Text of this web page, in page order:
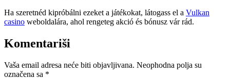
Ha szeretnéd kipróbálni ezeket a játékokat, látogass el a Vulkan
casino weboldalára, ahol rengeteg akció és bónusz vár rád.
Komentariši
Vaša email adresa neće biti objavljivana. Neophodna polja su
označena sa *